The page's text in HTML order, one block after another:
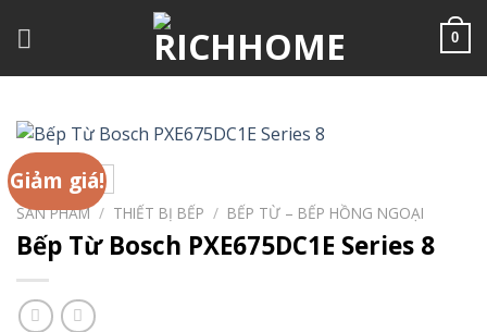
đến
0
Giảm giá!
SẢN PHẨM / THIẾT BỊ BẾP / BẾP TỪ – BẾP HỒNG NGOẠI
Bếp Từ Bosch PXE675DC1E Series 8